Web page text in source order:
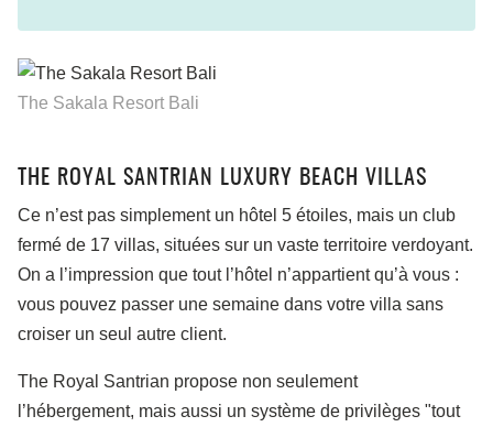
The Sakala Resort Bali
THE ROYAL SANTRIAN LUXURY BEACH VILLAS
Ce n’est pas simplement un hôtel 5 étoiles, mais un club
fermé de 17 villas, situées sur un vaste territoire verdoyant.
On a l’impression que tout l’hôtel n’appartient qu’à vous :
vous pouvez passer une semaine dans votre villa sans
croiser un seul autre client.
The Royal Santrian propose non seulement
l’hébergement, mais aussi un système de privilèges "tout